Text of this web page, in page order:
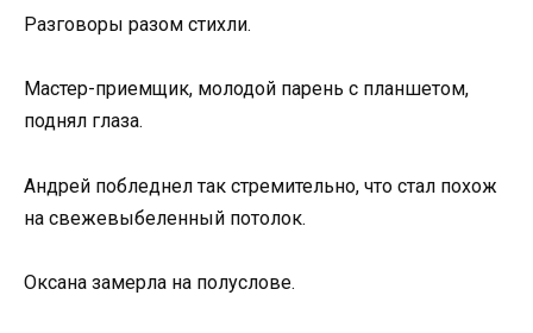
Разговоры разом стихли.
Мастер-приемщик, молодой парень с планшетом,
поднял глаза.
Андрей побледнел так стремительно, что стал похож
на свежевыбеленный потолок.
Оксана замерла на полуслове.